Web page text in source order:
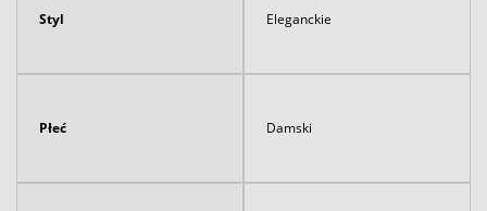
Styl Eleganckie
Płeć Damski